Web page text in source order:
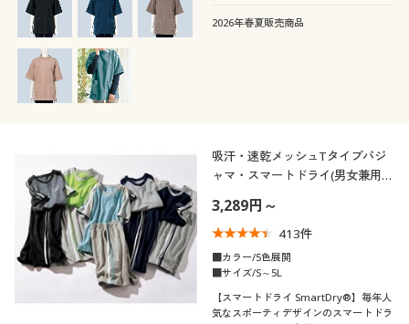
2026年春夏販売商品
吸汗・速乾メッシュTタイプパジ
ャマ・スマートドライ(男女兼用)
3,289円～
413件
■カラー/5色展開
■サイズ/S～5L
【スマートドライ SmartDry®】毎年人
気なスポーティデザインのスマートドラ